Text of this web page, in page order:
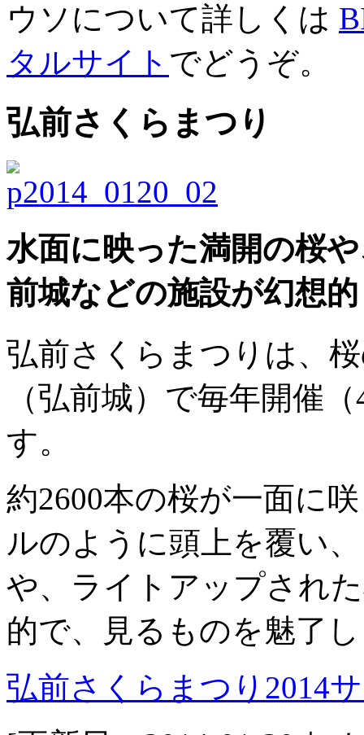
ウソについて詳しくは
タルサイト でどうぞ。
弘前さくらまつり
水面に映った満開の桜
前城などの施設が幻想的
弘前さくらまつりは、
（弘前城）で毎年開催
す。
約2600本の桜が一面に
ルのように頭上を覆い
や、ライトアップされ
的で、見るものを魅了
弘前さくらまつり2014